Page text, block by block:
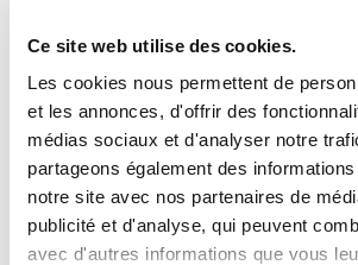
Ce site web utilise des cookies.
Les cookies nous permettent de
et les annonces, d'offrir des
médias sociaux et d'analyser notre
partageons également des
notre site avec nos partenaires de
publicité et d'analyse, qui peuvent
avec d'autres informations que vous
ACHAT DE LOCAUX D'ACTIVITÉS
686 000 €HT
Artigues-près-Bordeaux
Type : Local d'activité Superficie :